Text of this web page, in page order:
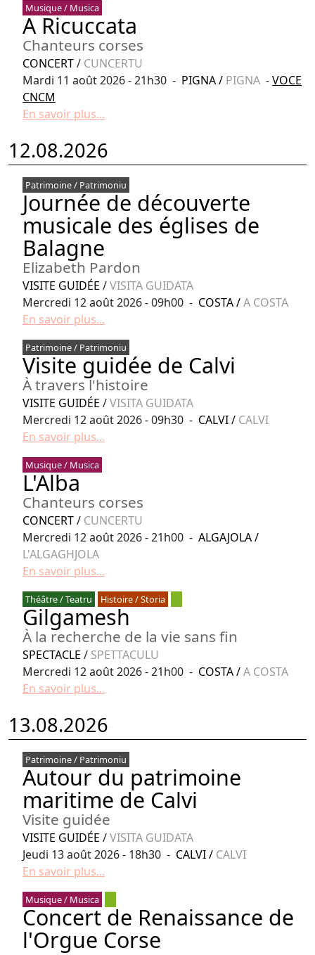
Musique / Musica
A Ricuccata
Chanteurs corses
CONCERT/ CUNCERTU
Mardi 11 août 2026 - 21h30 - PIGNA/ PIGNA -VOCE
CNCM
En savoir plus...
12.08.2026
Patrimoine / Patrimoniu
Journée de découverte
musicale des églises de
Balagne
Elizabeth Pardon
VISITE GUIDÉE /VISITA GUIDATA
Mercredi 12 août 2026 - 09h00 - COSTA/A COSTA
En savoir plus...
Patrimoine / Patrimoniu
Visite guidée de Calvi
À travers l'histoire
VISITE GUIDÉE /VISITA GUIDATA
Mercredi 12 août 2026 - 09h30 - CALVI/ CALVI
En savoir plus...
Musique / Musica
L'Alba
Chanteurs corses
CONCERT/ CUNCERTU
Mercredi 12 août 2026 - 21h00 - ALGAJOLA/
L'ALGAGHJOLA
En savoir plus...
Théâtre / Teatru Histoire / Storia
Gilgamesh
À la recherche de la vie sans fin
SPECTACLE / SPETTACULU
Mercredi 12 août 2026 - 21h00 - COSTA/A COSTA
En savoir plus...
13.08.2026
Patrimoine / Patrimoniu
Autour du patrimoine
maritime de Calvi
Visite guidée
VISITE GUIDÉE /VISITA GUIDATA
Jeudi 13 août 2026 - 18h30 - CALVI/ CALVI
En savoir plus...
Musique / Musica
Concert de Renaissance de
l'Orgue Corse